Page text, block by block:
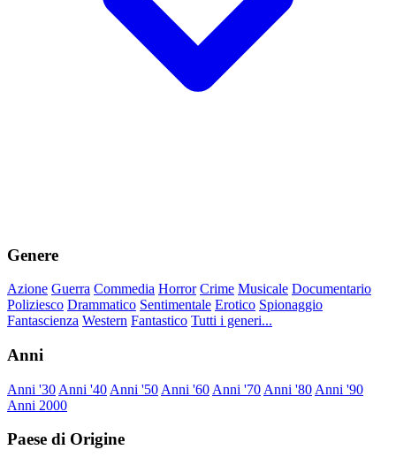
Genere
Azione Guerra Commedia Horror Crime Musicale Documentario
Poliziesco Drammatico Sentimentale Erotico Spionaggio
Fantascienza Western Fantastico Tutti i generi...
Anni
Anni '30 Anni '40 Anni '50 Anni '60 Anni '70 Anni '80 Anni '90
Anni 2000
Paese di Origine